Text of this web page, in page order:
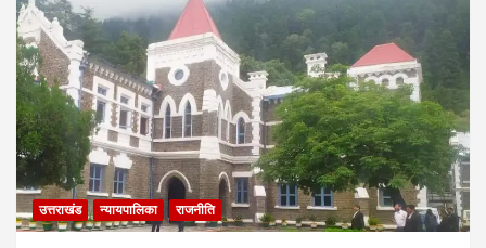
उत्तराखंड न्यायपालिका राजनीति